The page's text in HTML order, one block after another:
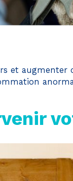
et